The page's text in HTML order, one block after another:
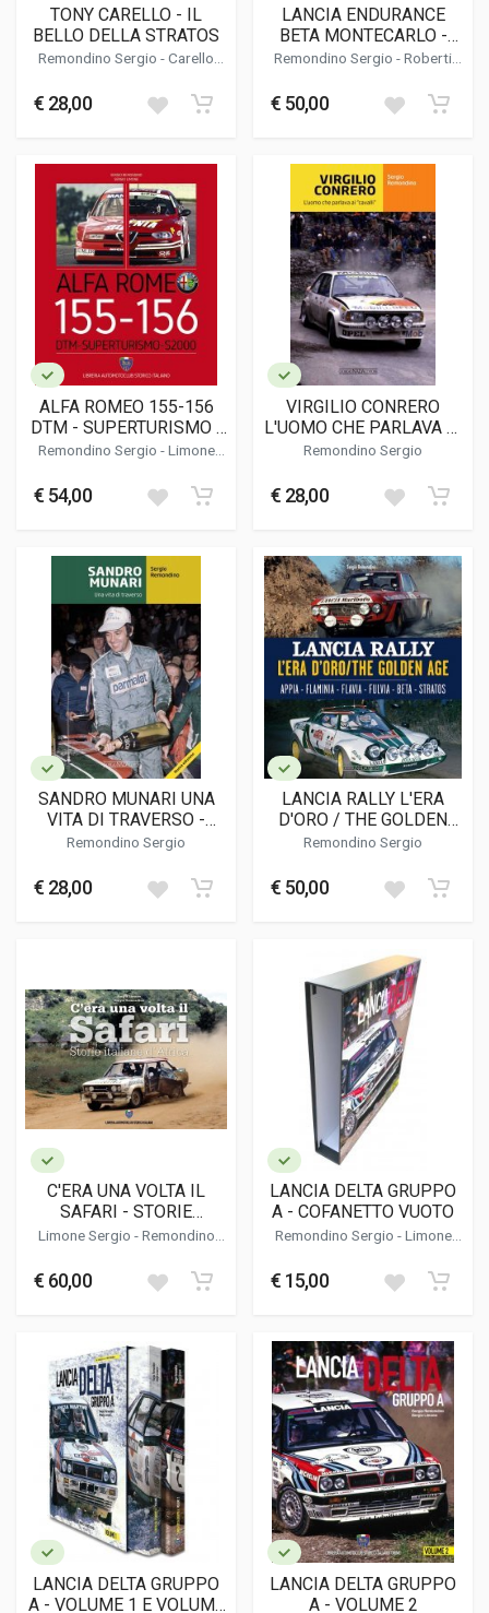
TONY CARELLO - IL
BELLO DELLA STRATOS
Remondino Sergio - Carello
€ 28,00
LANCIA ENDURANCE
BETA MONTECARLO -
LC1 - LC2
Remondino Sergio -Roberti
€ 50,00
ALFA ROMEO 155-156
DTM - SUPERTURISMO -
S2000
Remondino Sergio -Limone
€ 54,00
VIRGILIO CONRERO
L'UOMO CHE PARLAVA AI
"CAVALLI"
Remondino Sergio
€ 28,00
SANDRO MUNARI UNA
VITA DI TRAVERSO -
NUOVA EDIZIONE
Remondino Sergio
€ 28,00
LANCIA RALLY L'ERA
D'ORO / THE GOLDEN
AGE
Remondino Sergio
€ 50,00
C'ERA UNA VOLTA IL
SAFARI - STORIE
ITALIANE D'AFRICA
Limone Sergio -Remondino
€ 60,00
LANCIA DELTA GRUPPO
A - COFANETTO VUOTO
Remondino Sergio -Limone
€ 15,00
LANCIA DELTA GRUPPO
A - VOLUME 1 E VOLUME
LANCIA DELTA GRUPPO
A - VOLUME 2